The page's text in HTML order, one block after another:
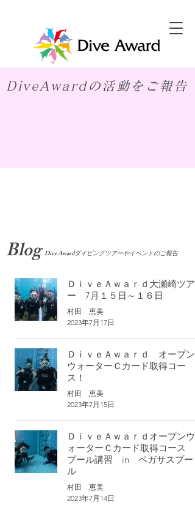
DiveAwardの活動をご報告
​BlogDive Awardダイビングツアーやイベントのご報告
ＤｉｖｅＡｗａｒｄ大瀬崎ツア
ー 7月１５日～１６日
村田 恵美
2023年7月17日
ＤｉｖｅＡｗａｒｄ オープン
ウォーターＣカード取得コー
ス！
村田 恵美
2023年7月15日
ＤｉｖｅＡｗａｒｄオープンウ
ォーターＣカード取得コース
プール講習 in ペガサスプー
ル
村田 恵美
2023年7月14日